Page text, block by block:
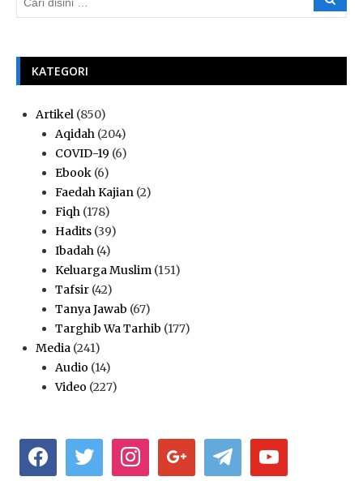
KATEGORI
Artikel (850)
Aqidah (204)
COVID-19 (6)
Ebook (6)
Faedah Kajian (2)
Fiqh (178)
Hadits (39)
Ibadah (4)
Keluarga Muslim (151)
Tafsir (42)
Tanya Jawab (67)
Targhib Wa Tarhib (177)
Media (241)
Audio (14)
Video (227)
facebook twitter instagramgoogle telegram youtube